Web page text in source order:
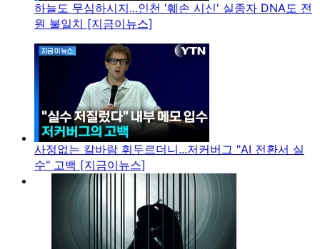
하늘도 무심하시지...인천 '훼손 시신' 실종자 DNA도 전
원 불일치 [지금이뉴스]
사정없는 칼바람 휘두르더니...저커버그 "AI 전환서 실
수" 고백 [지금이뉴스]